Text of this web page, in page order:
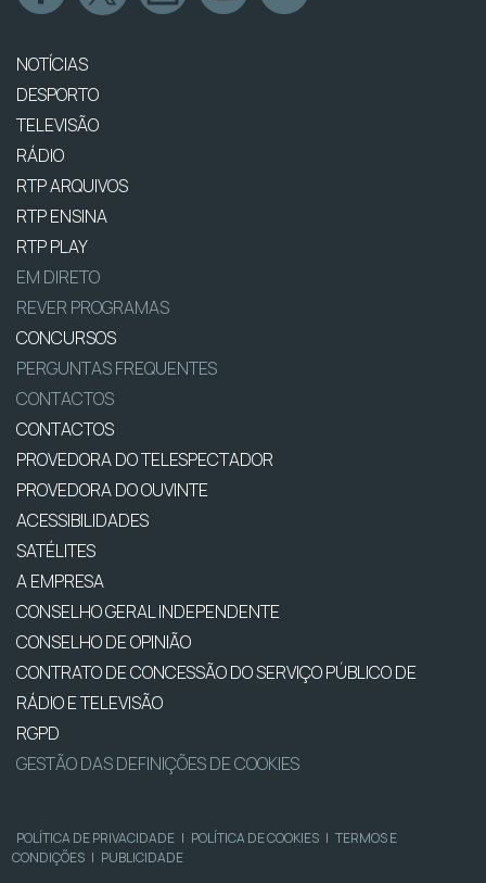
NOTÍCIAS
DESPORTO
TELEVISÃO
RÁDIO
RTP ARQUIVOS
RTP ENSINA
RTP PLAY
EM DIRETO
REVER PROGRAMAS
CONCURSOS
PERGUNTAS FREQUENTES
CONTACTOS
CONTACTOS
PROVEDORA DO TELESPECTADOR
PROVEDORA DO OUVINTE
ACESSIBILIDADES
SATÉLITES
A EMPRESA
CONSELHO GERAL INDEPENDENTE
CONSELHO DE OPINIÃO
CONTRATO DE CONCESSÃO DO SERVIÇO PÚBLICO DE
RÁDIO E TELEVISÃO
RGPD
GESTÃO DAS DEFINIÇÕES DE COOKIES
POLÍTICA DE PRIVACIDADE | POLÍTICA DE COOKIES | TERMOS E
CONDIÇÕES | PUBLICIDADE